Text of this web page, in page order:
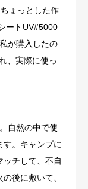
ょっとした作
ートUV#5000
が購入したの
、実際に使っ
自然の中で使
す。キャンプに
チして、不自
後に敷いて、